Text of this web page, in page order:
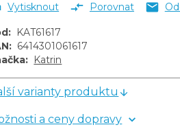
Vytisknout Porovnat
: KAT61617
: 6414301061617
: Katrin
varianty produktu
a ceny dopravy